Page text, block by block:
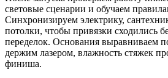
световые сценарии и обучаем
Синхронизируем электрику,
потолки, чтобы привязки сходились
переделок. Основания выравниваем
держим лазером, влажность стяжек
финиша.